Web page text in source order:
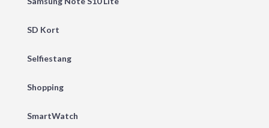
SD Kort
Selfiestang
Shopping
SmartWatch